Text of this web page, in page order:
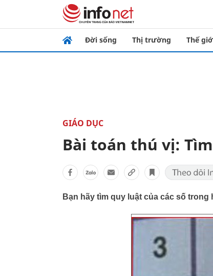
Đời sống Thị trường Thế
GIÁO DỤC
Bài toán thú vị:
Bạn hãy tìm quy luật của các số